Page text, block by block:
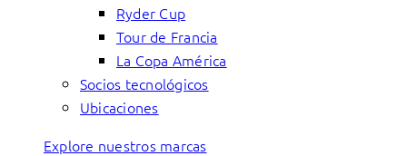
Ryder Cup
Tour de Francia
La Copa América
Socios tecnológicos
Ubicaciones
Explore nuestros marcas